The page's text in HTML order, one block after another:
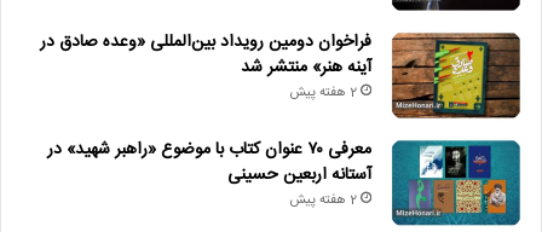
فراخوان دومین رویداد بین‌المللی «وعده صادق در
آینه هنر» منتشر شد
2 هفته پیش
معرفی ۷۰ عنوان کتاب با موضوع «راهبر شهید» در
آستانه اربعین حسینی
2 هفته پیش